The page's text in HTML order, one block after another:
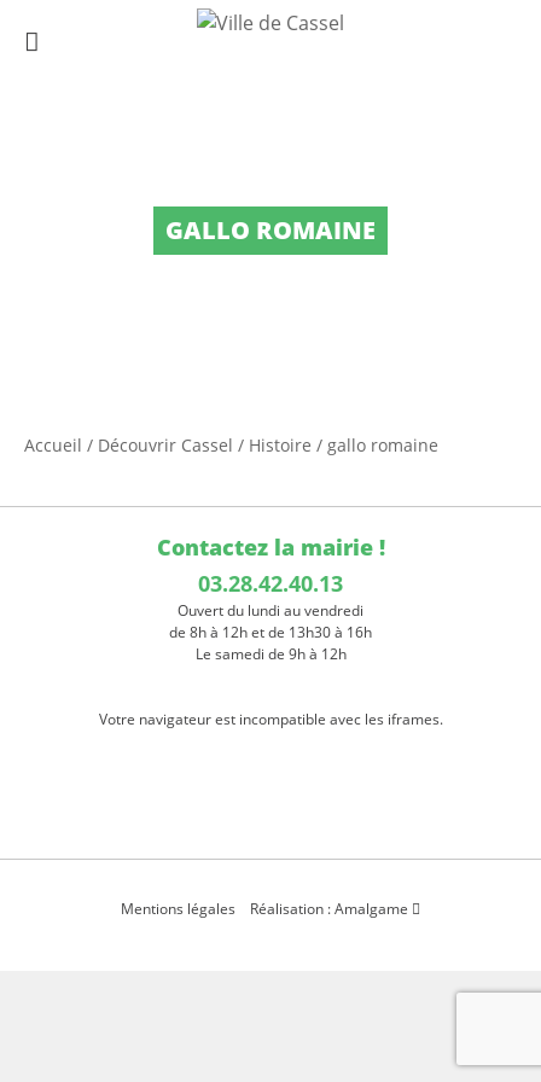
GALLO ROMAINE
Accueil / Découvrir Cassel / Histoire / gallo romaine
Contactez la mairie !
03.28.42.40.13
Ouvert du lundi au vendredi
de 8h à 12h et de 13h30 à 16h
Le samedi de 9h à 12h
Votre navigateur est incompatible avec les iframes.
Mentions légales Réalisation : Amalgame